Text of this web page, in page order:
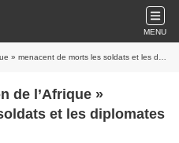
MENU
de morts les soldats et les diplomates français au Tchad
de l’Afrique »
et les diplomates